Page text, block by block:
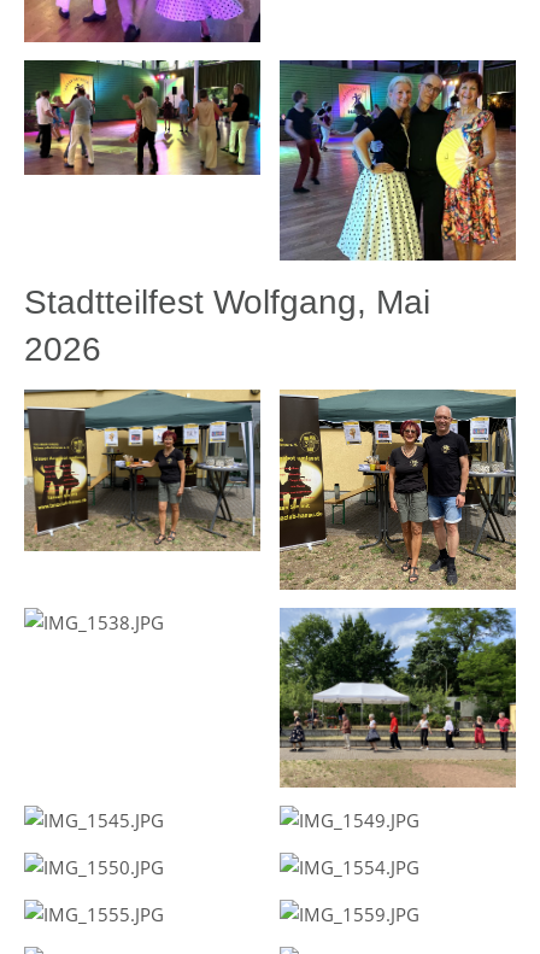
Stadtteilfest Wolfgang, Mai
2026